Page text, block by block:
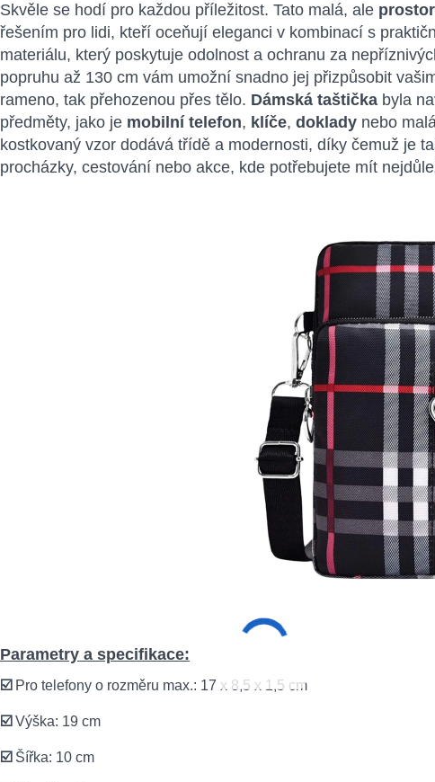
Skvěle se hodí pro každou příležitost. Tato malá, ale
řešením pro lidi, kteří oceňují eleganci v kombinací s
materiálu, který poskytuje odolnost a ochranu za
popruhu až 130 cm vám umožní snadno jej přizpůsobit
rameno, tak přehozenou přes tělo. Dámská taštičkabyla
předměty, jako je mobilní telefon, klíče, dokladynebo
kostkovaný vzor dodává třídě a modernosti, díky čemuž je
procházky, cestování nebo akce, kde potřebujete mít
Parametry a specifikace:
☑️ Pro telefony o rozměru max.: 17 x 8,5 x 1,5 cm
☑️ Výška: 19 cm
☑️ Šířka: 10 cm